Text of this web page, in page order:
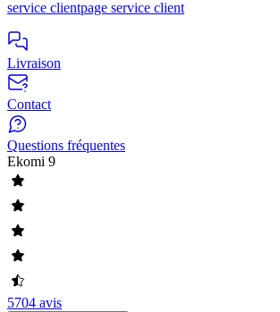
service clientpage service client
Livraison
Contact
Questions fréquentes
Ekomi 9
5704 avis